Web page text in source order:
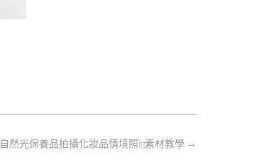
自然光保養品拍攝化妝品情境照ig素材教學 →